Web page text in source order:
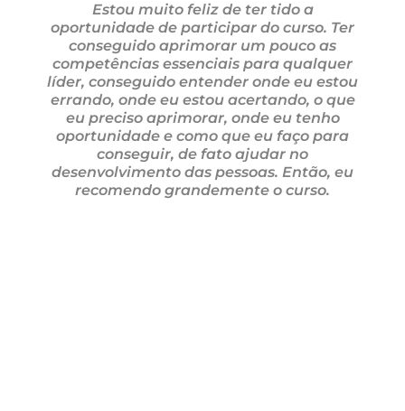
Estou muito feliz de ter tido a
oportunidade de participar do curso. Ter
conseguido aprimorar um pouco as
competências essenciais para qualquer
líder, conseguido entender onde eu estou
errando, onde eu estou acertando, o que
eu preciso aprimorar, onde eu tenho
oportunidade e como que eu faço para
conseguir, de fato ajudar no
desenvolvimento das pessoas. Então, eu
recomendo grandemente o curso.